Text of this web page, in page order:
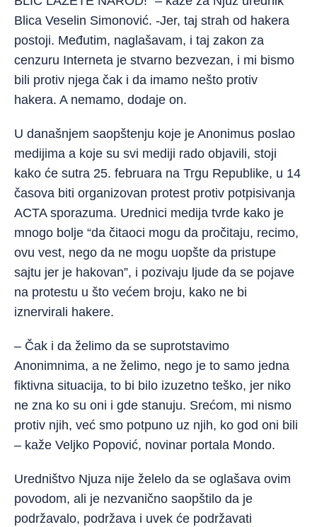
Blica Veselin Simonović. -Jer, taj strah od hakera
postoji. Međutim, naglašavam, i taj zakon za
cenzuru Interneta je stvarno bezvezan, i mi bismo
bili protiv njega čak i da imamo nešto protiv
hakera. A nemamo, dodaje on.
U današnjem saopštenju koje je Anonimus poslao
medijima a koje su svi mediji rado objavili, stoji
kako će sutra 25. februara na Trgu Republike, u 14
časova biti organizovan protest protiv potpisivanja
ACTA sporazuma. Urednici medija tvrde kako je
mnogo bolje “da čitaoci mogu da pročitaju, recimo,
ovu vest, nego da ne mogu uopšte da pristupe
sajtu jer je hakovan”, i pozivaju ljude da se pojave
na protestu u što većem broju, kako ne bi
iznervirali hakere.
– Čak i da želimo da se suprotstavimo
Anonimnima, a ne želimo, nego je to samo jedna
fiktivna situacija, to bi bilo izuzetno teško, jer niko
ne zna ko su oni i gde stanuju. Srećom, mi nismo
protiv njih, već smo potpuno uz njih, ko god oni bili
– kaže Veljko Popović, novinar portala Mondo.
Uredništvo Njuza nije želelo da se oglašava ovim
povodom, ali je nezvanično saopštilo da je
podržavalo, podržava i uvek će podržavati